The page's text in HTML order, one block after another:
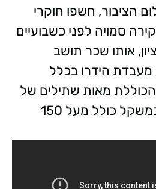
הציבור, חשפו חוקרי
סמויה לפני כשבועיים
אותו שכר תושב
הידרו בכלל
מאות שתילים של
חומר החשוד כסם במשקל כולל מעל 150